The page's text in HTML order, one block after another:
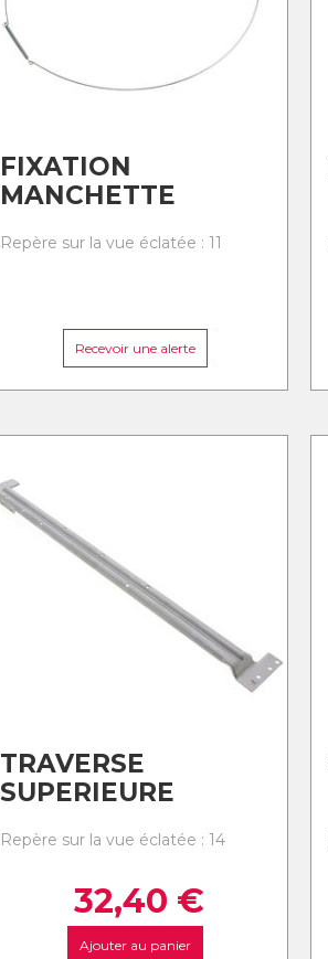
FIXATION
MANCHETTE
Repère sur la vue éclatée : 11
Recevoir une alerte
TRAVERSE
SUPERIEURE
Repère sur la vue éclatée : 14
32,40 €
Ajouter au panier